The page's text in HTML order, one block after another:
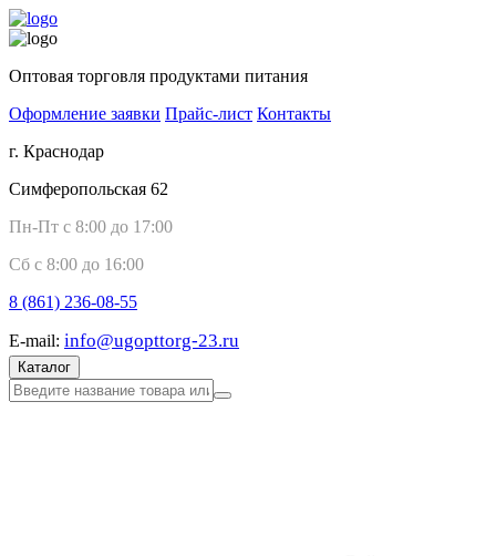
Оптовая торговля продуктами питания
Оформление заявки Прайс-лист Контакты
г. Краснодар
Симферопольская 62
Пн-Пт с 8:00 до 17:00
Сб с 8:00 до 16:00
8 (861) 236-08-55
E-mail: info@ugopttorg-23.ru
Каталог